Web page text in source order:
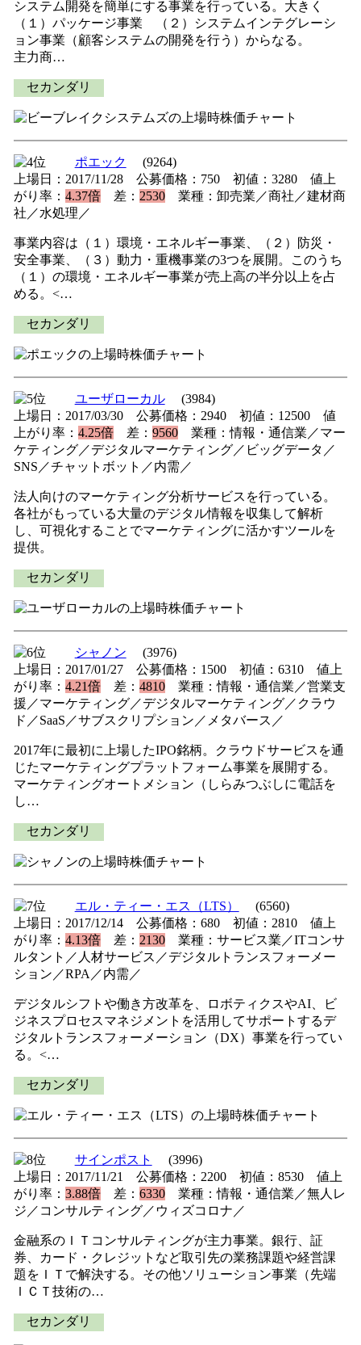
システム開発を簡単にする事業を行っている。大きく
（１）パッケージ事業 （２）システムインテグレーシ
ョン事業（顧客システムの開発を行う）からなる。
主力商…
セカンダリ
ポエック
(9264)
上場日：2017/11/28 公募価格：750 初値：3280 値上
がり率： 4.37倍差： 2530業種：卸売業／商社／建材商
社／水処理／
事業内容は（１）環境・エネルギー事業、（２）防災・
安全事業、（３）動力・重機事業の3つを展開。このうち
（１）の環境・エネルギー事業が売上高の半分以上を占
める。<…
セカンダリ
ユーザローカル
(3984)
上場日：2017/03/30 公募価格：2940 初値：12500 値
上がり率： 4.25倍差： 9560業種：情報・通信業／マー
ケティング／デジタルマーケティング／ビッグデータ／
SNS／チャットボット／内需／
法人向けのマーケティング分析サービスを行っている。
各社がもっている大量のデジタル情報を収集して解析
し、可視化することでマーケティングに活かすツールを
提供。
セカンダリ
シャノン
(3976)
上場日：2017/01/27 公募価格：1500 初値：6310 値上
がり率： 4.21倍差： 4810業種：情報・通信業／営業支
援／マーケティング／デジタルマーケティング／クラウ
ド／SaaS／サブスクリプション／メタバース／
2017年に最初に上場したIPO銘柄。クラウドサービスを通
じたマーケティングプラットフォーム事業を展開する。
マーケティングオートメション（しらみつぶしに電話を
し…
セカンダリ
エル・ティー・エス（LTS）
(6560)
上場日：2017/12/14 公募価格：680 初値：2810 値上
がり率： 4.13倍差： 2130業種：サービス業／ITコンサ
ルタント／人材サービス／デジタルトランスフォーメー
ション／RPA／内需／
デジタルシフトや働き方改革を、ロボティクスやAI、ビ
ジネスプロセスマネジメントを活用してサポートするデ
ジタルトランスフォーメーション（DX）事業を行ってい
る。<…
セカンダリ
サインポスト
(3996)
上場日：2017/11/21 公募価格：2200 初値：8530 値上
がり率： 3.88倍差： 6330業種：情報・通信業／無人レ
ジ／コンサルティング／ウィズコロナ／
金融系のＩＴコンサルティングが主力事業。銀行、証
券、カード・クレジットなど取引先の業務課題や経営課
題をＩＴで解決する。その他ソリューション事業（先端
ＩＣＴ技術の…
セカンダリ